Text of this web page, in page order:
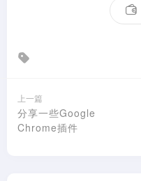
上一篇
分享一些Google
Chrome插件